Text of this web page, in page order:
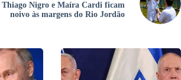
Thiago Nigro e Maíra Cardi ficam
noivo às margens do Rio Jordão